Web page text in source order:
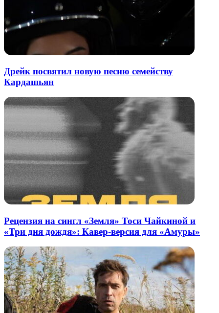
Дрейк посвятил новую песню семейству
Кардашьян
Рецензия на сингл «Земля» Тоси Чайкиной и
«Три дня дождя»: Кавер-версия для «Амуры»